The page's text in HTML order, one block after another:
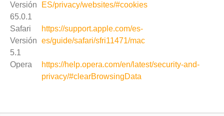
Versión
65.0.1
ES/privacy/websites/#cookies
Safari
Versión
5.1
https://support.apple.com/es-
es/guide/safari/sfri11471/mac
Opera
https://help.opera.com/en/latest/security-and-
privacy/#clearBrowsingData